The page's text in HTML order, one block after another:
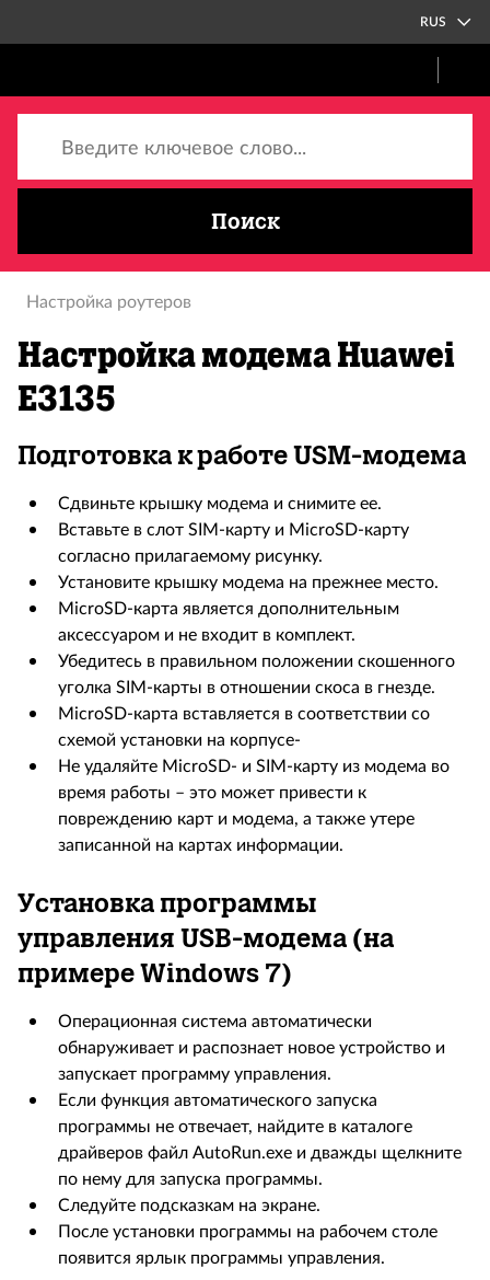
RUS
Поиск
Настройка роутеров
Hастройка модема Huawei
E3135
Подготовка к работе USM-модема
Сдвиньте крышку модема и снимите ее.
Вставьте в слот SIM-карту и MicroSD-карту
согласно прилагаемому рисунку.
Установите крышку модема на прежнее место.
MicroSD-карта является дополнительным
аксессуаром и не входит в комплект.
Убедитесь в правильном положении скошенного
уголка SIM-карты в отношении скоса в гнезде.
MicroSD-карта вставляется в соответствии со
схемой установки на корпусе-
Не удаляйте MicroSD- и SIM-карту из модема во
время работы – это может привести к
повреждению карт и модема, а также утере
записанной на картах информации.
Установка программы
управления USB-модема (на
примере Windows 7)
Операционная система автоматически
обнаруживает и распознает новое устройство и
запускает программу управления.
Если функция автоматического запуска
программы не отвечает, найдите в каталоге
драйверов файл AutoRun.exe и дважды щелкните
по нему для запуска программы.
Следуйте подсказкам на экране.
После установки программы на рабочем столе
появится ярлык программы управления.